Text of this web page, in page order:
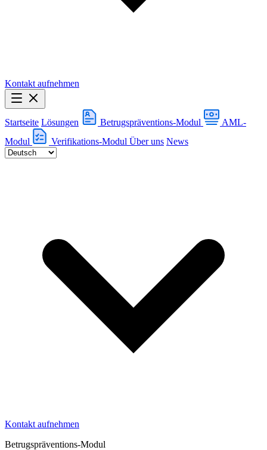
Kontakt aufnehmen
Startseite Lösungen Betrugspräventions-Modul
AML-
Modul
Verifikations-Modul Über uns News
Kontakt aufnehmen
Betrugspräventions-Modul